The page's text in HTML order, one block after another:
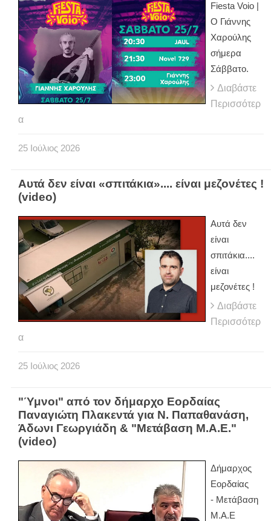
Fiesta Voio |
Ο Γιάννης
Χαρούλης
σήμερα
Σάββατο.
Διαβάστε
Περισσότερ
α
25 Ιούλιος 2026
Αυτά δεν είναι «σπιτάκια».... είναι μεζονέτες !
(video)
Αυτά δεν
είναι
σπιτάκια....
είναι
μεζονέτες !
Διαβάστε
Περισσότερ
α
25 Ιούλιος 2026
"Ύμνοι" από τον δήμαρχο Εορδαίας
Παναγιώτη Πλακεντά για Ν. Παπαθανάση,
Άδωνι Γεωργιάδη & "Μετάβαση Μ.Α.Ε."
(video)
Δήμαρχος
Εορδαίας
- Μετάβαση
Μ.Α.Ε